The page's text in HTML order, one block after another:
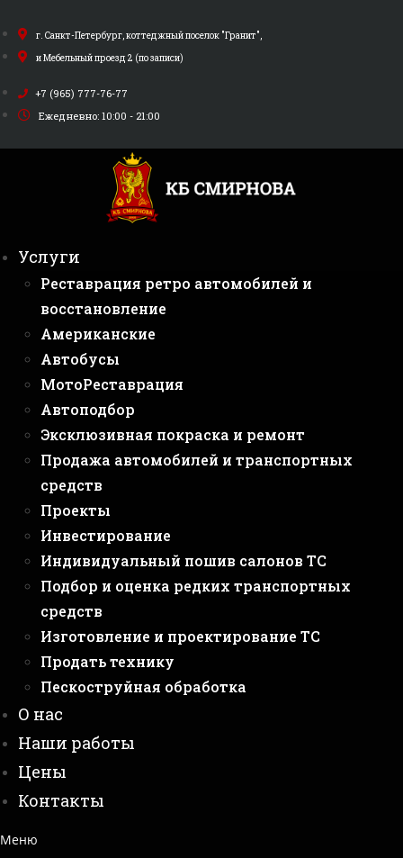
к
содержимому
г. Санкт-Петербург, коттеджный поселок "Гранит",
и Мебельный проезд 2 (по записи)
+7 (965) 777-76-77
Ежедневно: 10:00 - 21:00
Услуги
Реставрация ретро автомобилей и
восстановление
Американские
Автобусы
МотоРеставрация
Автоподбор
Эксклюзивная покраска и ремонт
Продажа автомобилей и транспортных
средств
Проекты
Инвестирование
Индивидуальный пошив салонов ТС
Подбор и оценка редких транспортных
средств
Изготовление и проектирование ТС
Продать технику
Пескоструйная обработка
О нас
Наши работы
Цены
Контакты
Меню